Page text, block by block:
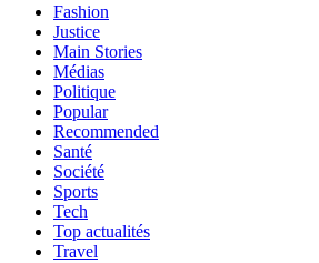
Fashion
Justice
Main Stories
Médias
Politique
Popular
Recommended
Santé
Société
Sports
Tech
Top actualités
Travel